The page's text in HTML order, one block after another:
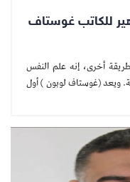
للكاتب غوستاف
أخرى، إنه علم النفس
ويعد (غوستاف لوبون ) أول